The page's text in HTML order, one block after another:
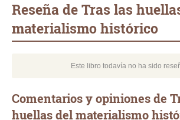
Reseña de Tras las
materialismo histórico
Este libro todavía no ha sido
Comentarios y opiniones de
huellas del materialismo